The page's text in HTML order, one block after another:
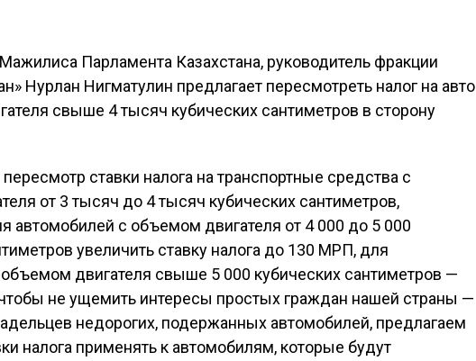
Парламента Казахстана, руководитель фракции
Нурлан Нигматулин предлагает пересмотреть налог на авто
свыше 4 тысяч кубических сантиметров в сторону
ставки налога на транспортные средства с
от 3 тысяч до 4 тысяч кубических сантиметров,
автомобилей с объемом двигателя от 4 000 до 5 000
увеличить ставку налога до 130 МРП, для
двигателя свыше 5 000 кубических сантиметров —
не ущемить интересы простых граждан нашей страны —
недорогих, подержанных автомобилей, предлагаем
налога применять к автомобилям, которые будут